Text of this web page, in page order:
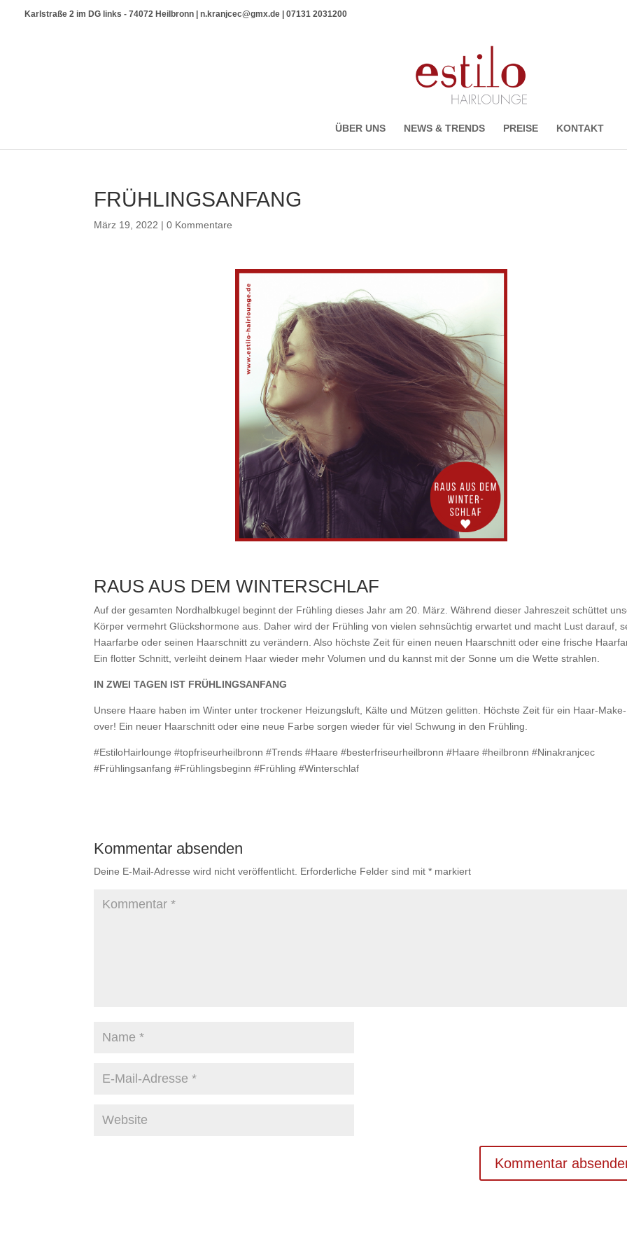
Karlstraße 2 im DG links - 74072 Heilbronn | n.kranjcec@gmx.de | 07131 2031200
ÜBER UNS NEWS & TRENDS PREISE KONTAKT
FRÜHLINGSANFANG
März 19, 2022 |0 Kommentare
RAUS AUS DEM WINTERSCHLAF
Auf der gesamten Nordhalbkugel beginnt der Frühling dieses Jahr am 20. März. Während dieser Jahreszeit schüttet
Körper vermehrt Glückshormone aus. Daher wird der Frühling von vielen sehnsüchtig erwartet und macht Lust darauf,
Haarfarbe oder seinen Haarschnitt zu verändern. Also höchste Zeit für einen neuen Haarschnitt oder eine frische
Ein flotter Schnitt, verleiht deinem Haar wieder mehr Volumen und du kannst mit der Sonne um die Wette strahlen.
IN ZWEI TAGEN IST FRÜHLINGSANFANG
Unsere Haare haben im Winter unter trockener Heizungsluft, Kälte und Mützen gelitten. Höchste Zeit für ein Haar-Make-
over! Ein neuer Haarschnitt oder eine neue Farbe sorgen wieder für viel Schwung in den Frühling.
#EstiloHairlounge #topfriseurheilbronn #Trends #Haare #besterfriseurheilbronn #Haare #heilbronn #Ninakranjcec
#Frühlingsanfang #Frühlingsbeginn #Frühling #Winterschlaf
Kommentar absenden
Deine E-Mail-Adresse wird nicht veröffentlicht. Erforderliche Felder sind mit* markiert